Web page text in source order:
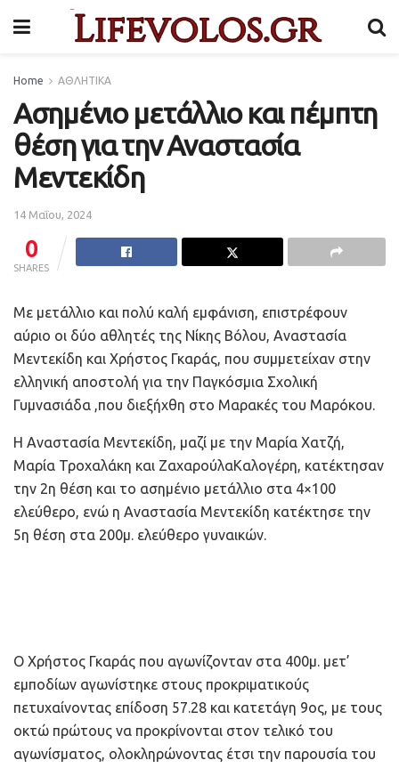
Home ΑΘΛΗΤΙΚΑ
Ασημένιο μετάλλιο και πέμπτη
θέση για την Αναστασία
Μεντεκίδη
14 Μαΐου, 2024
0
SHARES
Με μετάλλιο και πολύ καλή εμφάνιση, επιστρέφουν
αύριο οι δύο αθλητές της Νίκης Βόλου, Αναστασία
Μεντεκίδη και Χρήστος Γκαράς, που συμμετείχαν στην
ελληνική αποστολή για την Παγκόσμια Σχολική
Γυμνασιάδα ,που διεξήχθη στο Μαρακές του Μαρόκου.
Η Αναστασία Μεντεκίδη, μαζί με την Μαρία Χατζή,
Μαρία Τροχαλάκη και ΖαχαρούλαΚαλογέρη, κατέκτησαν
την 2η θέση και το ασημένιο μετάλλιο στα 4×100
ελεύθερο, ενώ η Αναστασία Μεντεκίδη κατέκτησε την
5η θέση στα 200μ. ελεύθερο γυναικών.
Ο Χρήστος Γκαράς που αγωνίζονταν στα 400μ. μετ’
εμποδίων αγωνίστηκε στους προκριματικούς
πετυχαίνοντας επίδοση 57.28 και κατετάγη 9ος, με τους
οκτώ πρώτους να προκρίνονται στον τελικό του
αγωνίσματος, ολοκληρώνοντας έτσι την παρουσία του